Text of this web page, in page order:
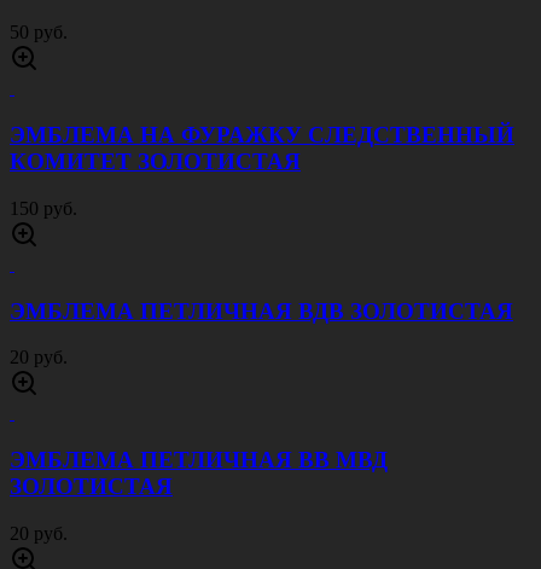
50 руб.
ЭМБЛЕМА НА ФУРАЖКУ СЛЕДСТВЕННЫЙ
КОМИТЕТ ЗОЛОТИСТАЯ
150 руб.
ЭМБЛЕМА ПЕТЛИЧНАЯ ВДВ ЗОЛОТИСТАЯ
20 руб.
ЭМБЛЕМА ПЕТЛИЧНАЯ ВВ МВД
ЗОЛОТИСТАЯ
20 руб.